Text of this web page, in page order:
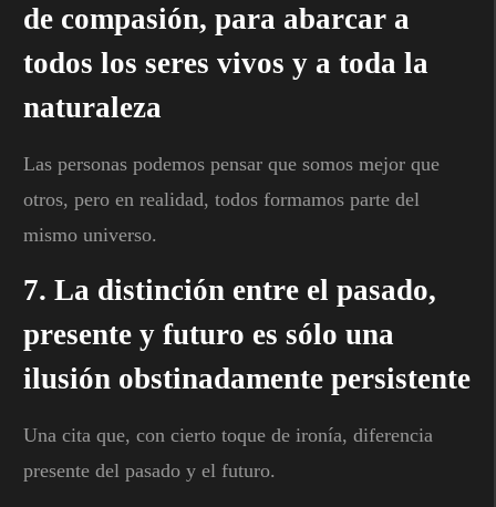
de compasión, para abarcar a
todos los seres vivos y a toda la
naturaleza
Las personas podemos pensar que somos mejor que
otros, pero en realidad, todos formamos parte del
mismo universo.
7. La distinción entre el pasado,
presente y futuro es sólo una
ilusión obstinadamente persistente
Una cita que, con cierto toque de ironía, diferencia
presente del pasado y el futuro.